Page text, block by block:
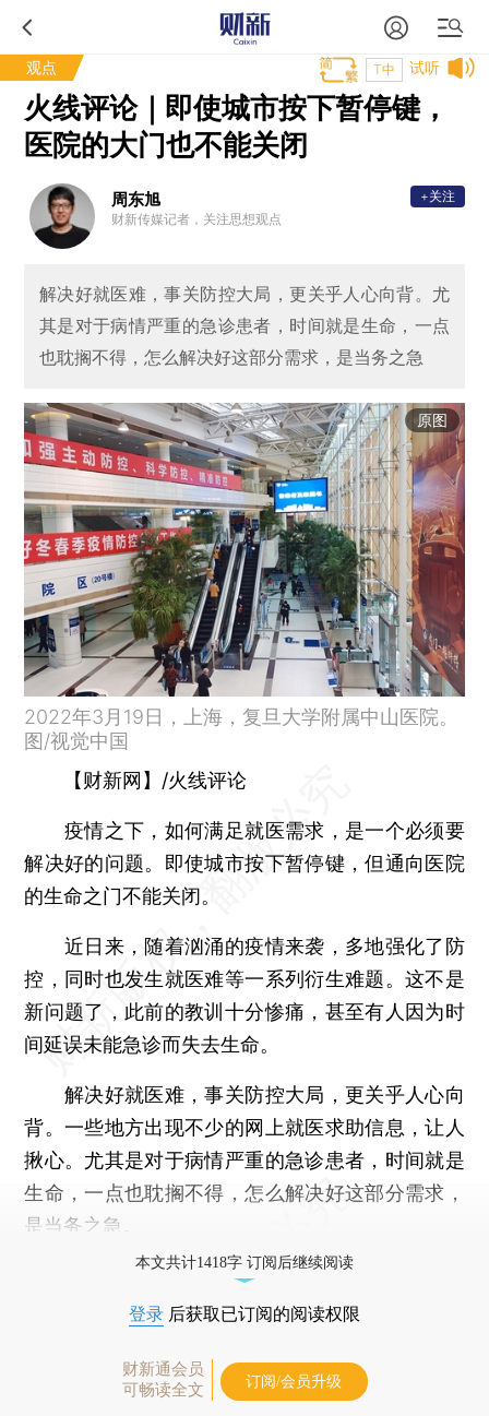
观点 试听
T中
火线评论｜即使城市按下暂停键，
医院的大门也不能关闭
周东旭
财新传媒记者，关注思想观点
+关注
解决好就医难，事关防控大局，更关乎人心向背。尤
其是对于病情严重的急诊患者，时间就是生命，一点
也耽搁不得，怎么解决好这部分需求，是当务之急
原图
2022年3月19日，上海，复旦大学附属中山医院。
图/视觉中国
【财新网】/火线评论
疫情之下，如何满足就医需求，是一个必须要
解决好的问题。即使城市按下暂停键，但通向医院
的生命之门不能关闭。
近日来，随着汹涌的疫情来袭，多地强化了防
控，同时也发生就医难等一系列衍生难题。这不是
新问题了，此前的教训十分惨痛，甚至有人因为时
间延误未能急诊而失去生命。
解决好就医难，事关防控大局，更关乎人心向
背。一些地方出现不少的网上就医求助信息，让人
揪心。尤其是对于病情严重的急诊患者，时间就是
生命，一点也耽搁不得，怎么解决好这部分需求，
是当务之急。
本文共计1418字 订阅后继续阅读
登录 后获取已订阅的阅读权限
财新通会员
可畅读全文
订阅/会员升级